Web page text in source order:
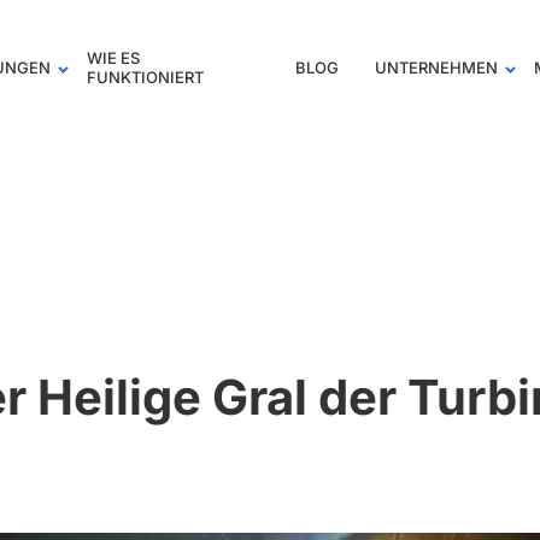
WIE ES
FUNKTIONIERT
BLOG UNTERNEHMEN
Heilige Gral der